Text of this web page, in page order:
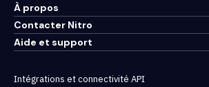
À propos
Contacter Nitro
Aide et support
Intégrations et connectivité API